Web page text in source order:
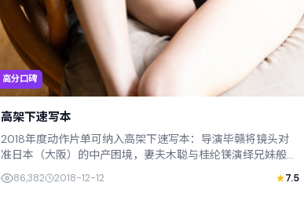
高分口碑
高架下速写本
2018年度动作片单可纳入高架下速写本：导演毕赣将镜头对
准日本（大阪）的中产困境，妻夫木聪与桂纶镁演绎兄妹般羁
绊，文本层面兼顾悬疑线索与情感救赎...
86,382 2018-12-12 7.5